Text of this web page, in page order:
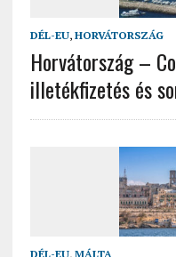
DÉL-EU, HORVÁTORSZÁG
Horvátország –
illetékfizetés és
DÉL-EU, MÁLTA